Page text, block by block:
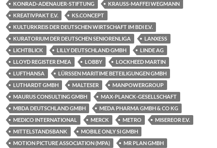
KONRAD-ADENAUER-STIFTUNG
KRAUSS-MAFFEI WEGMANN
KREATIVPAKT E.V.
KS.CONCEPT
KULTURKREIS DER DEUTSCHEN WIRTSCHAFT IM BDI E.V.
KURATORIUM DER DEUTSCHEN SENIORENLIGA
LANXESS
LICHTBLICK
LILLY DEUTSCHLAND GMBH
LINDE AG
LLOYD REGISTER EMEA
LOBBY
LOCKHEED MARTIN
LUFTHANSA
LÜRSSEN MARITIME BETEILIGUNGEN GMBH
LUTHARDT GMBH
MALTESER
MANPOWERGROUP
MAURUS CONSULTING GMBH
MAX-PLANCK-GESELLSCHAFT
MBDA DEUTSCHLAND GMBH
MEDA PHARMA GMBH & CO KG
MEDICO INTERNATIONAL
MERCK METRO
MISEREOR E.V.
MITTELSTANDSBANK
MOBILE ONLY SI GMBH
MOTION PICTURE ASSOCIATION (MPA)
MR PLAN GMBH